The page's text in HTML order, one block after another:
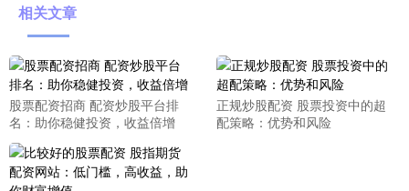
相关文章
股票配资招商 配资炒股平台排
名：助你稳健投资，收益倍增
正规炒股配资 股票投资中的超
配策略：优势和风险